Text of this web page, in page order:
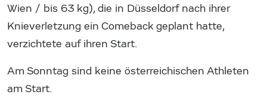
Wien / bis 63 kg), die in Düsseldorf nach ihrer
Knieverletzung ein Comeback geplant hatte,
verzichtete auf ihren Start.
Am Sonntag sind keine österreichischen Athleten
am Start.